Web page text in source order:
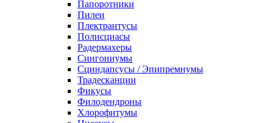
Папоротники
Пилеи
Плектрантусы
Полисциасы
Радермахеры
Сингониумы
Сциндапсусы / Эпипремнумы
Традесканции
Фикусы
Филодендроны
Хлорофитумы